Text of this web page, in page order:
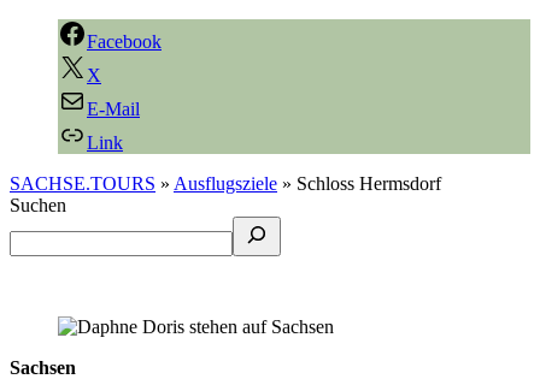
Facebook
X
E-Mail
Link
SACHSE.TOURS » Ausflugsziele » Schloss Hermsdorf
Suchen
Sachsen